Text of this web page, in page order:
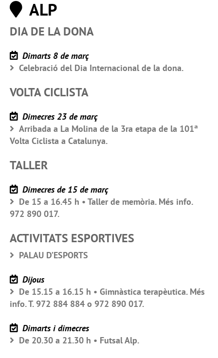
ALP
DIA DE LA DONA
Dimarts 8 de març
Celebració del Dia Internacional de la dona.
VOLTA CICLISTA
Dimecres 23 de març
Arribada a La Molina de la 3ra etapa de la 101ª
Volta Ciclista a Catalunya.
TALLER
Dimecres de 15 de març
De 15 a 16.45 h • Taller de memòria. Més info.
972 890 017.
ACTIVITATS ESPORTIVES
PALAU D’ESPORTS
Dijous
De 15.15 a 16.15 h • Gimnàstica terapèutica. Més
info. T. 972 884 884 o 972 890 017.
Dimarts i dimecres
De 20.30 a 21.30 h • Futsal Alp.